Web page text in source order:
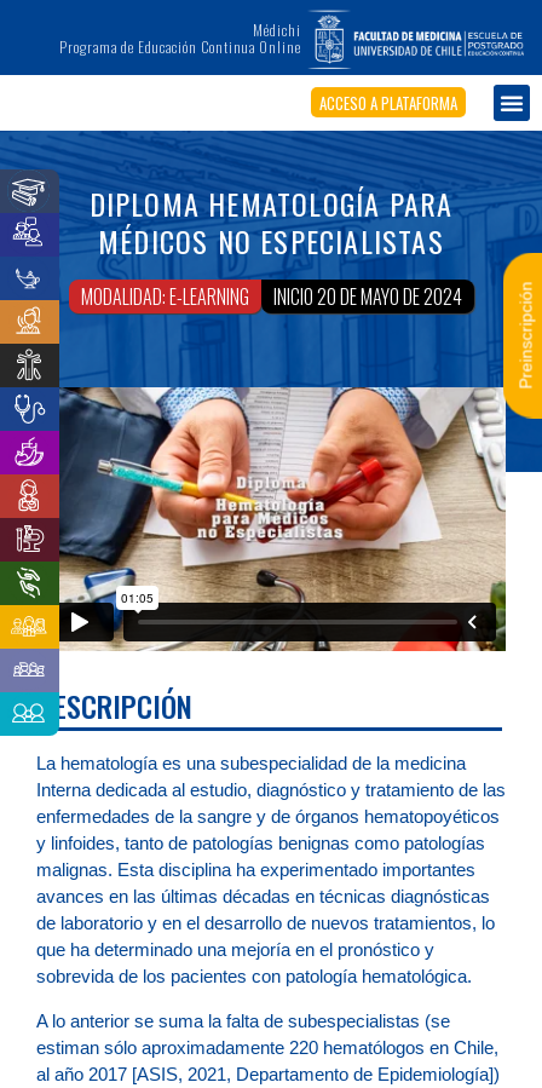
Médichi
Programa de Educación Continua Online
ACCESO A PLATAFORMA
DIPLOMA HEMATOLOGÍA PARA
MÉDICOS NO ESPECIALISTAS
MODALIDAD: E-LEARNING INICIO 20 DE MAYO DE 2024
DESCRIPCIÓN
La hematología es una subespecialidad de la medicina
Interna dedicada al estudio, diagnóstico y tratamiento de las
enfermedades de la sangre y de órganos hematopoyéticos
y linfoides, tanto de patologías benignas como patologías
malignas. Esta disciplina ha experimentado importantes
avances en las últimas décadas en técnicas diagnósticas
de laboratorio y en el desarrollo de nuevos tratamientos, lo
que ha determinado una mejoría en el pronóstico y
sobrevida de los pacientes con patología hematológica.
A lo anterior se suma la falta de subespecialistas (se
estiman sólo aproximadamente 220 hematólogos en Chile,
al año 2017 [ASIS, 2021, Departamento de Epidemiología])
Preinscripción